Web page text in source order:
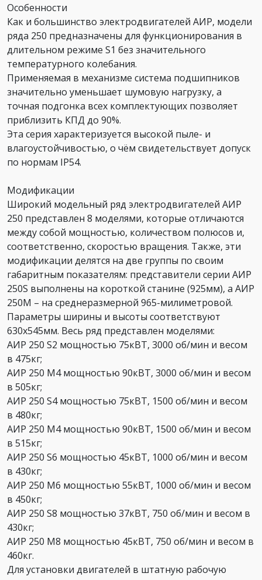
Особенности
Как и большинство электродвигателей АИР, модели
ряда 250 предназначены для функционирования в
длительном режиме S1 без значительного
температурного колебания.
Применяемая в механизме система подшипников
значительно уменьшает шумовую нагрузку, а
точная подгонка всех комплектующих позволяет
приблизить КПД до 90%.
Эта серия характеризуется высокой пыле- и
влагоустойчивостью, о чём свидетельствует допуск
по нормам IP54.
Модификации
Широкий модельный ряд электродвигателей АИР
250 представлен 8 моделями, которые отличаются
между собой мощностью, количеством полюсов и,
соответственно, скоростью вращения. Также, эти
модификации делятся на две группы по своим
габаритным показателям: представители серии АИР
250S выполнены на короткой станине (925мм), а АИР
250М – на среднеразмерной 965-милиметровой.
Параметры ширины и высоты соответствуют
630х545мм. Весь ряд представлен моделями:
АИР 250 S2 мощностью 75кВТ, 3000 об/мин и весом
в 475кг;
АИР 250 М4 мощностью 90кВТ, 3000 об/мин и весом
в 505кг;
АИР 250 S4 мощностью 75кВТ, 1500 об/мин и весом
в 480кг;
АИР 250 М4 мощностью 90кВТ, 1500 об/мин и весом
в 515кг;
АИР 250 S6 мощностью 45кВТ, 1000 об/мин и весом
в 430кг;
АИР 250 М6 мощностью 55кВТ, 1000 об/мин и весом
в 450кг;
АИР 250 S8 мощностью 37кВТ, 750 об/мин и весом в
430кг;
АИР 250 М8 мощностью 45кВТ, 750 об/мин и весом в
460кг.
Для установки двигателей в штатную рабочую